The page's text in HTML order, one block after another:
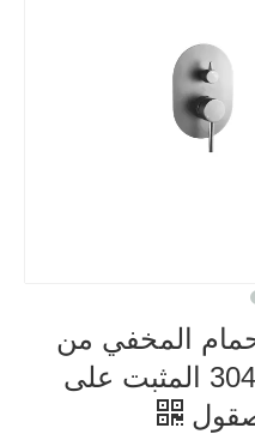
المخفي من
الفولاذ المقاوم للصدأ 304 المثبت على